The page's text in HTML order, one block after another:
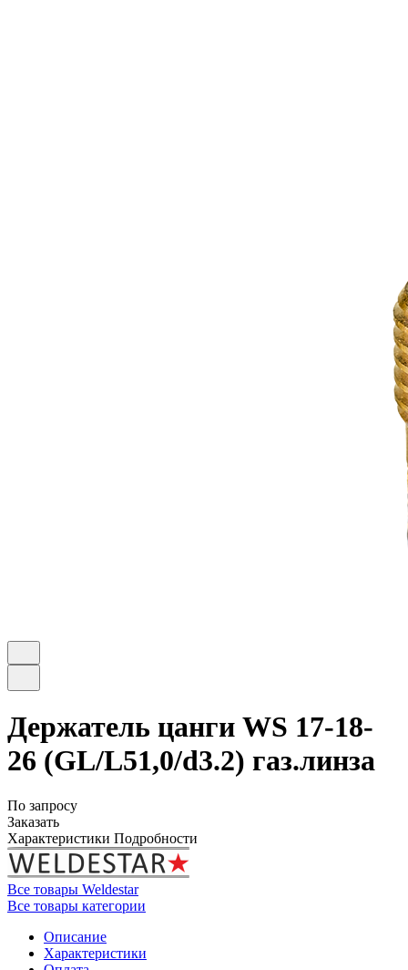
Держатель цанги WS 17-18-
26 (GL/L51,0/d3.2) газ.линза
По запросу
Заказать
Характеристики Подробности
Все товары Weldestar
Все товары категории
Описание
Характеристики